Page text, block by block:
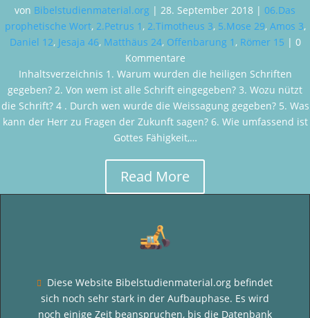
von Bibelstudienmaterial.org | 28. September 2018 | 06.Das
prophetische Wort, 2.Petrus 1 , 2.Timotheus 3, 5.Mose 29, Amos 3,
Daniel 12, Jesaja 46, Matthäus 24, Offenbarung 1 , Römer 15 | 0
Kommentare
Inhaltsverzeichnis 1. Warum wurden die heiligen Schriften
gegeben? 2. Von wem ist alle Schrift eingegeben? 3. Wozu nützt
die Schrift? 4 . Durch wen wurde die Weissagung gegeben? 5. Was
kann der Herr zu Fragen der Zukunft sagen? 6. Wie umfassend ist
Gottes Fähigkeit,…
Read More

Diese Website Bibelstudienmaterial.org befindet
sich noch sehr stark in der Aufbauphase. Es wird
noch einige Zeit beanspruchen, bis die Datenbank